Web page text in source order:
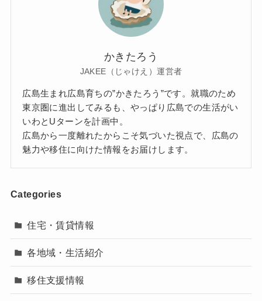
かきたろう
JAKEE（じゃけえ）運営者
広島生まれ広島育ちの”かきたろう”です。就職のため
東京圏に進出してみるも、やっぱり広島での生活がい
いわとUターンを計画中。
広島から一度離れたからこそ気づいた視点で、広島の
魅力や移住に向けた情報をお届けします。
Categories
住宅・賃貸情報
各地域・生活紹介
移住支援情報